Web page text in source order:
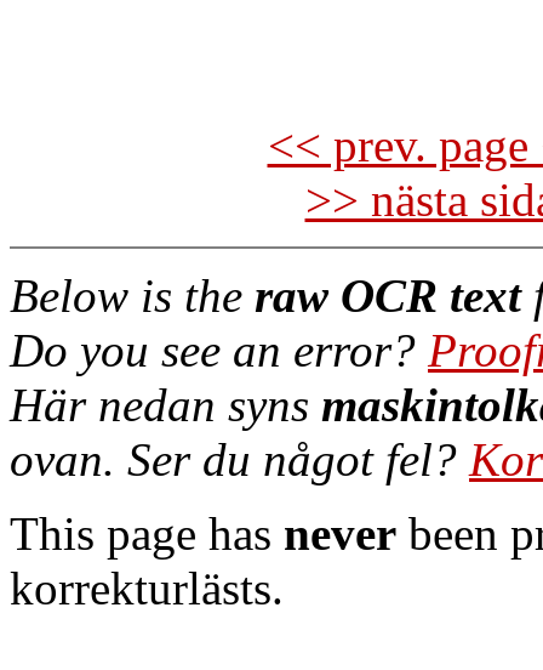
<< prev.
>> nästa
Below is the raw OCR text
Do you see an error?
Här nedan syns
ovan. Ser du något fel?
This page has never been
korrekturlästs.